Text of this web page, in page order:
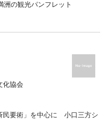
の観光パンフレット
化協会
民要術」を中心に 小口三方シ